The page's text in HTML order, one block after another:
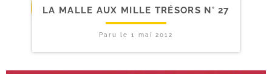
LA MALLE AUX MILLE TRÉSORS N° 27
Paru le 1 mai 2012